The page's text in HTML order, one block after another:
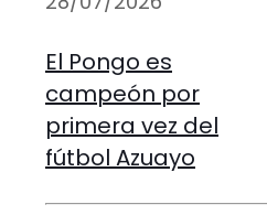
El Pongo es
campeón por
primera vez del
fútbol Azuayo